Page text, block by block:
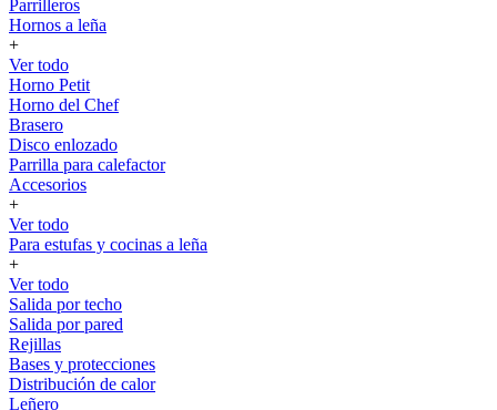
Parrilleros
Hornos a leña
+
Ver todo
Horno Petit
Horno del Chef
Brasero
Disco enlozado
Parrilla para calefactor
Accesorios
+
Ver todo
Para estufas y cocinas a leña
+
Ver todo
Salida por techo
Salida por pared
Rejillas
Bases y protecciones
Distribución de calor
Leñero